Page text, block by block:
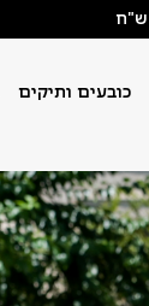
כובעים ותיקים